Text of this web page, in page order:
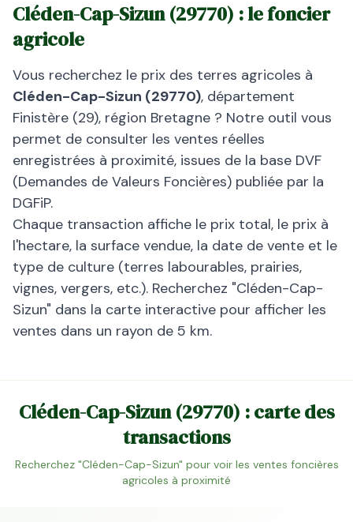
Cléden-Cap-Sizun(29770) : le foncier
agricole
Vous recherchez le prix des terres agricoles à
Cléden-Cap-Sizun (29770), département
Finistère (29), région Bretagne ? Notre outil vous
permet de consulter les ventes réelles
enregistrées à proximité, issues de la base DVF
(Demandes de Valeurs Foncières) publiée par la
DGFiP.
Chaque transaction affiche le prix total, le prix à
l'hectare, la surface vendue, la date de vente et le
type de culture (terres labourables, prairies,
vignes, vergers, etc.). Recherchez "Cléden-Cap-
Sizun" dans la carte interactive pour afficher les
ventes dans un rayon de 5 km.
Cléden-Cap-Sizun(29770) : carte des
transactions
Recherchez "Cléden-Cap-Sizun" pour voir les ventes foncières
agricoles à proximité